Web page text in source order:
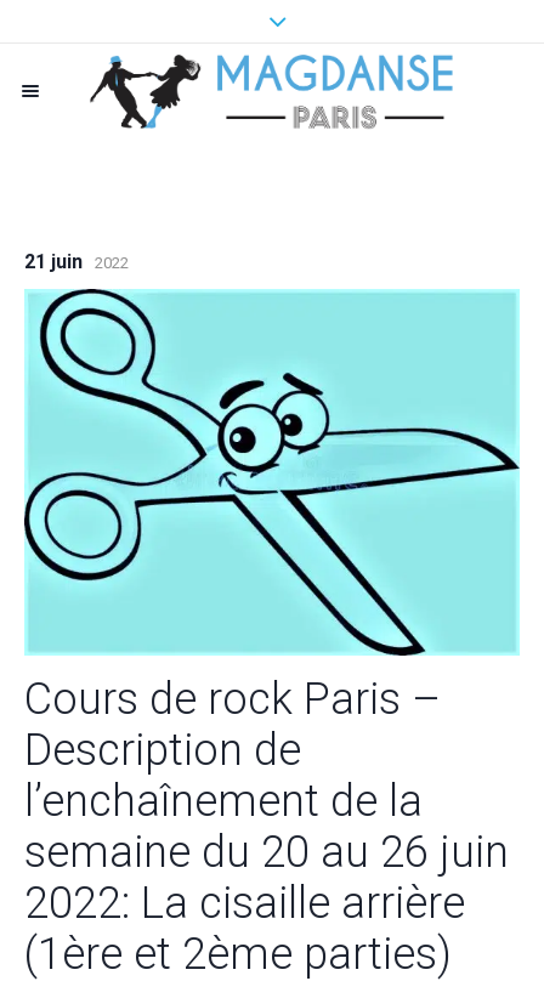
21 juin 2022
Cours de rock Paris –
Description de
l’enchaînement de la
semaine du 20 au 26 juin
2022: La cisaille arrière
(1ère et 2ème parties)